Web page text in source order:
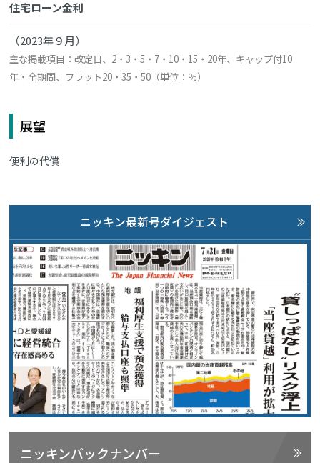
住宅ローン金利
（2023年９月）
主な掲載項目：改定日、2・3・5・7・10・15・20年、キャップ付10
年・全期間、フラット20・35・50（単位：％）
展望
便利の代償
ニッキン最新号ダイジェスト
ニッキンバックナンバー